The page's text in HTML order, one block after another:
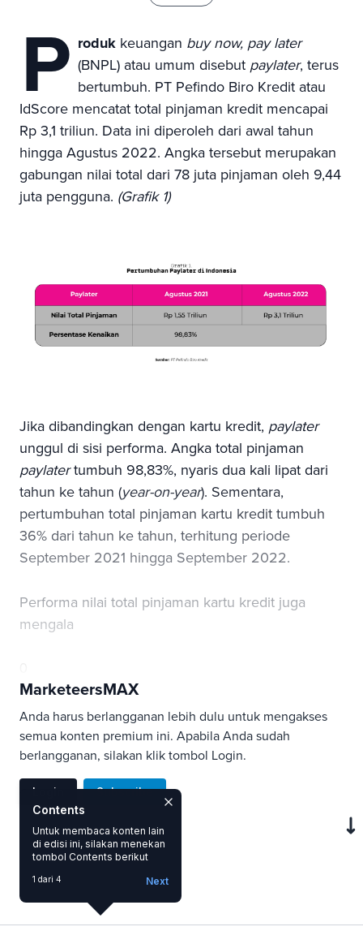
P roduk keuangan buy now, pay later
(BNPL) atau umum disebut paylater, terus
bertumbuh. PT Pefindo Biro Kredit atau
IdScore mencatat total pinjaman kredit mencapai
Rp 3,1 triliun. Data ini diperoleh dari awal tahun
hingga Agustus 2022. Angka tersebut merupakan
gabungan nilai total dari 78 juta pinjaman oleh 9,44
juta pengguna. (Grafik 1)
Jika dibandingkan dengan kartu kredit, paylater
unggul di sisi performa. Angka total pinjaman
paylatertumbuh 98,83%, nyaris dua kali lipat dari
tahun ke tahun (year-on-year). Sementara,
pertumbuhan total pinjaman kartu kredit tumbuh
36% dari tahun ke tahun, terhitung periode
September 2021 hingga September 2022.
Performa nilai total pinjaman kartu kredit juga
mengala
MarketeersMAX
Anda harus berlangganan lebih dulu untuk mengakses
semua konten premium ini. Apabila Anda sudah
berlangganan, silakan klik tombol Login.
Login Subscribe
Contents
Untuk membaca konten lain
di edisi ini, silakan menekan
tombol Contents berikut
1 dari 4 Next